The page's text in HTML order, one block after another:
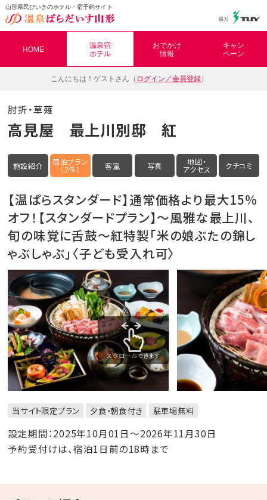
山形県民びいきのホテル・宿予約サイト
HOME
温泉宿
ホテル
おでかけ
情報
キャン
ペーン
こんにちは！ ゲストさん（ ログイン／会員登録）
肘折・草薙
高見屋 最上川別邸 紅
施設紹介 宿泊プラン
（2件） 客室 写真 地図・
アクセス クチコミ
【温ぱらスタンダード】通常価格より最大15％
オフ！【スタンダードプラン】～風雅な最上川、
旬の味覚に舌鼓～紅特製「米の娘ぶたの錦し
ゃぶしゃぶ」〈子ども受入れ可〉
スクロールできます
当サイト限定プラン 夕食・朝食付き 駐車場無料
設定期間：2025年10月01日～2026年11月30日
予約受付けは、宿泊1日前の18時まで